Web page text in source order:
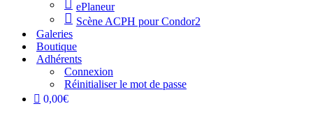
ePlaneur
Scène ACPH pour Condor2
Galeries
Boutique
Adhérents
Connexion
Réinitialiser le mot de passe
0,00€